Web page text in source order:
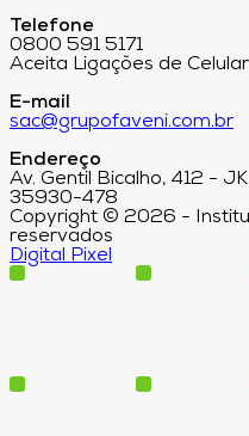
Telefone
0800 591 5171
Aceita Ligações de Celular
E-mail
sac@grupofaveni.com.br
Endereço
Av. Gentil Bicalho, 412 -
35930-478
Copyright © 2026 -
reservados
Digital Pixel